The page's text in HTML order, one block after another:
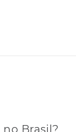
Brasil?